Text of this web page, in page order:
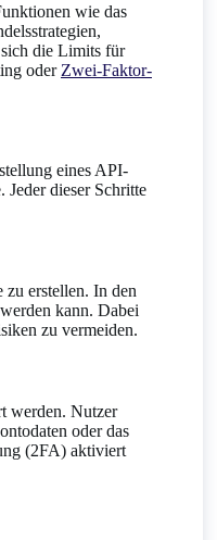
wie das
sich die Limits für
oder Zwei-Faktor-
eines API-
dieser Schritte
erstellen. In den
kann. Dabei
zu vermeiden.
werden. Nutzer
oder das
(2FA) aktiviert